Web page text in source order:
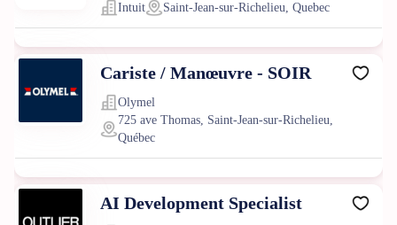
Intuit Saint-Jean-sur-Richelieu, Quebec
Cariste / Manœuvre - SOIR
Olymel
725 ave Thomas, Saint-Jean-sur-Richelieu,
Québec
AI Development Specialist